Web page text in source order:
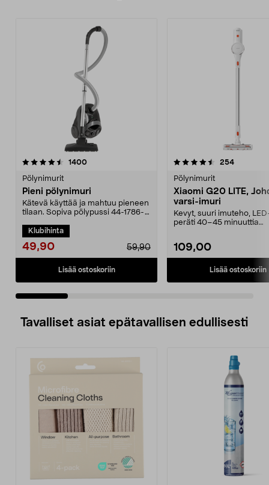
1400arvostelut
Pölynimurit
Pieni pölynimuri
Kätevä käyttää ja mahtuu pieneen
tilaan. Sopiva pölypussi 44-1786-
Klubihinta
49,90 59,90
Lisää ostoskoriin
4.5 viidestä
254arvostelut
Pölynimurit
Xiaomi G20 LITE,
varsi-imuri
Kevyt, suuri imuteho,
peräti 40–45 minuuttia
109,00
Lisää ostoskoriin
4.5 viidestä
Tavalliset asiat epätavallisen edullisesti